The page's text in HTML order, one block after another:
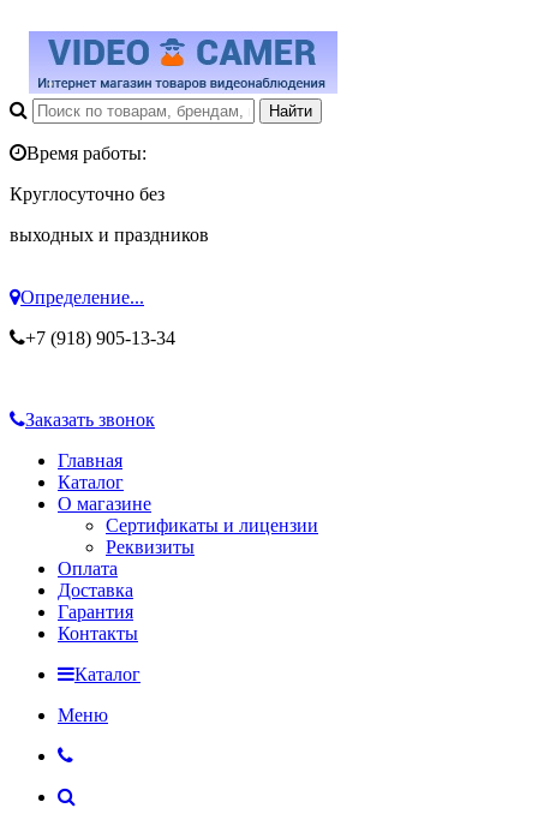
Время работы:
Круглосуточно без
выходных и праздников
Определение...
+7 (918) 905-13-34
Заказать звонок
Главная
Каталог
О магазине
Сертификаты и лицензии
Реквизиты
Оплата
Доставка
Гарантия
Контакты
Каталог
Меню